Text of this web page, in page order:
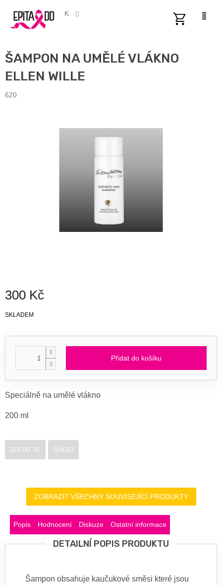
obsah
CZK
ŠAMPON NA UMĚLÉ VLÁKNO
ELLEN WILLE
620
300 Kč
Měrná
SKLADEM
Přidat do košíku
Speciálně na umělé vlákno
200 ml
ZEPTAT SE SDÍLET
ZOBRAZIT VŠECHNY SOUVISEJÍCÍ PRODUKTY
Popis Hodnocení Diskuze Ostatní informace
DETAILNÍ POPIS PRODUKTU
Šampon obsahuje kaučukové směsi které jsou